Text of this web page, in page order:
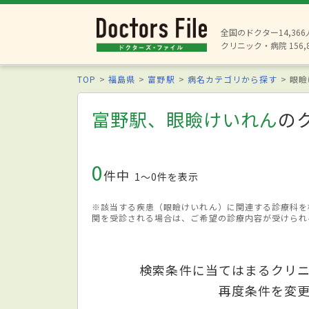
全国のドクター14,366
クリニック・病院
TOP 福島県 富野駅 病名カテゴリから探す 眼
富野駅、眼瞼けいれんの
0件中 1〜0件を表示
※該当する疾患（眼瞼けいれん）に関連する診療科
関を受診される場合は、ご希望の診療内容が受けら
検索条件に当てはまるクリ
再度条件を変